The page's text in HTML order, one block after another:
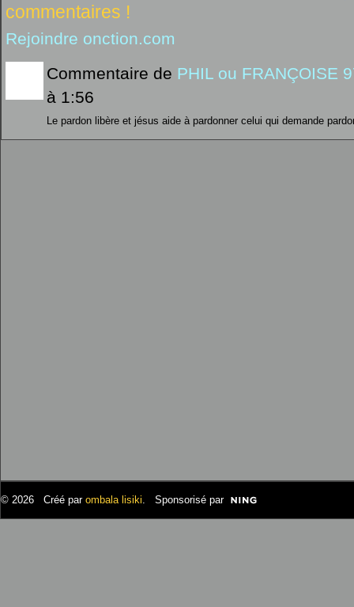
commentaires !
Rejoindre onction.com
Commentaire de PHIL ou FRANÇOISE
à 1:56
Le pardon libère et jésus aide à pardonner celui qui demande
© 2026 Créé par ombala lisiki. Sponsorisé par